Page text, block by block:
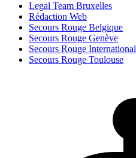
Legal Team Bruxelles
Rédaction Web
Secours Rouge Belgique
Secours Rouge Genève
Secours Rouge International
Secours Rouge Toulouse